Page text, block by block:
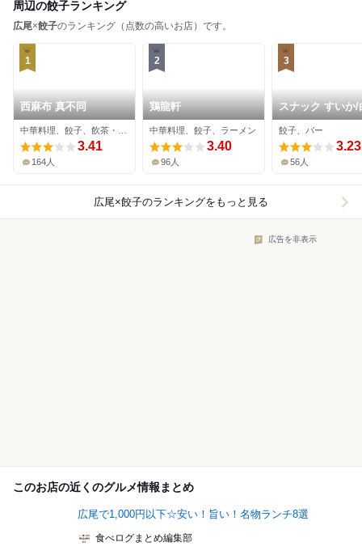
周辺の餃子ランキング
広尾×餃子のランキング（点数の高いお店）です。
1
西麻布 真不同
3.41
164人
2
鶏龍軒
中華料理、餃子、ラーメン
3.40
96人
3
スナック すいか/
餃子
餃子、バー
3.23
56人
広尾×餃子のランキングをもっと見る
広告を非表示
このお店の近くのグルメ情報まとめ
広尾で1,000円以下☆安い！旨い！名物ランチ8選
食べログまとめ編集部